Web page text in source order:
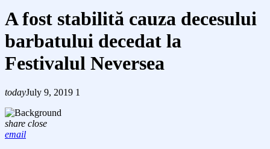
A fost stabilită cauza decesului
barbatului decedat la
Festivalul Neversea
todayJuly 9, 2019 1
share close
email